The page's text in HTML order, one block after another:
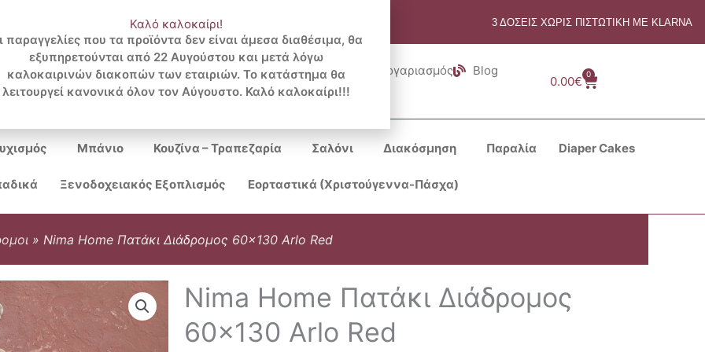
3 ΔΟΣΕΙΣ ΧΩΡΙΣ ΠΙΣΤΩΤΙΚΗ ΜΕ KLARNA
Search
...
Λογαριασμός Blog
0.00€
0
Cart
Μπάνιο Κουζίνα – Τραπεζαρία Σαλόνι Διακόσμηση Παραλία Diaper Cakes
Ξενοδοχειακός Εξοπλισμός Εορταστικά (Χριστούγεννα-Πάσχα)
» Nima Home Πατάκι Διάδρομος 60×130 Arlo Red
Nima Home Πατάκι Διάδρομος
60×130 Arlo Red
Καλό καλοκαίρι!
παραγγελίες που τα προϊόντα δεν είναι άμεσα διαθέσιμα, θα
εξυπηρετούνται από 22 Αυγούστου και μετά λόγω
καλοκαιρινών διακοπών των εταιριών. Το κατάστημα θα
λειτουργεί κανονικά όλον τον Αύγουστο. Καλό καλοκαίρι!!!